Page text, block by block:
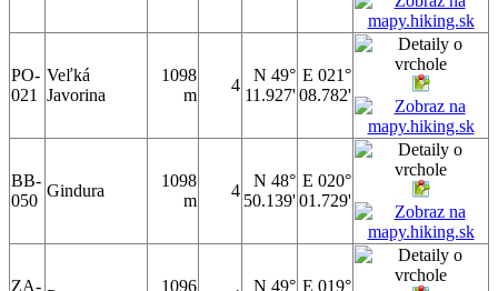
PO-
021
Veľká
Javorina
1098
m
4
N 49°
11.927'
E 021°
08.782'
BB-
050
Gindura
1098
m
4
N 48°
50.139'
E 020°
01.729'
ZA- 1096 N 49° E 019°